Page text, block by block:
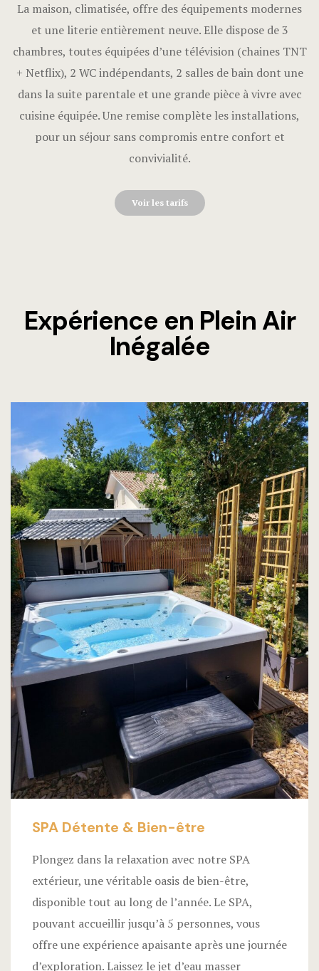
La maison, climatisée, offre des équipements modernes
et une literie entièrement neuve. Elle dispose de 3
chambres, toutes équipées d’une télévision (chaines TNT
+ Netflix), 2 WC indépendants, 2 salles de bain dont une
dans la suite parentale et une grande pièce à vivre avec
cuisine équipée. Une remise complète les installations,
pour un séjour sans compromis entre confort et
convivialité.
Voir les tarifs
Expérience en Plein Air
Inégalée
SPA Détente & Bien-être
Plongez dans la relaxation avec notre SPA
extérieur, une véritable oasis de bien-être,
disponible tout au long de l’année. Le SPA,
pouvant accueillir jusqu’à 5 personnes, vous
offre une expérience apaisante après une journée
d’exploration. Laissez le jet d’eau masser